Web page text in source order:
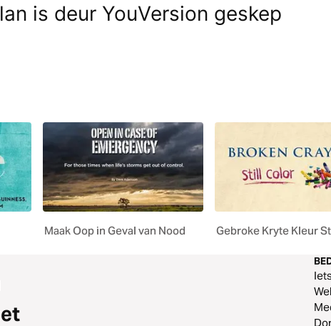
is deur YouVersion geskep
Maak Oop in Geval van Nood Gebroke Kryte Kleur